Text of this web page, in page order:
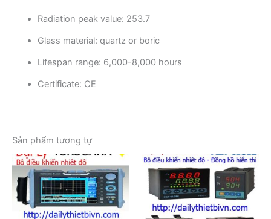
Radiation peak value: 253.7
Glass material: quartz or boric
Lifespan range: 6,000-8,000 hours
Certificate: CE
Sản phẩm tương tự